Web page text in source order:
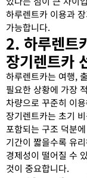
하루렌트카 이용과
가능합니다.
2. 하루렌트
장기렌트카
하루렌트카는 여행,
필요한 상황에 가장
차량으로 꾸준히 이
장기렌트카는 초기
포함되는 구조 덕분
기간이 짧을수록 유
경제성이 떨어질 수
것이 중요합니다.